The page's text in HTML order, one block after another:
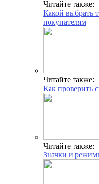
Читайте также:
Какой выбрать
покупателям
Читайте также:
Как проверить
Читайте также:
Значки и